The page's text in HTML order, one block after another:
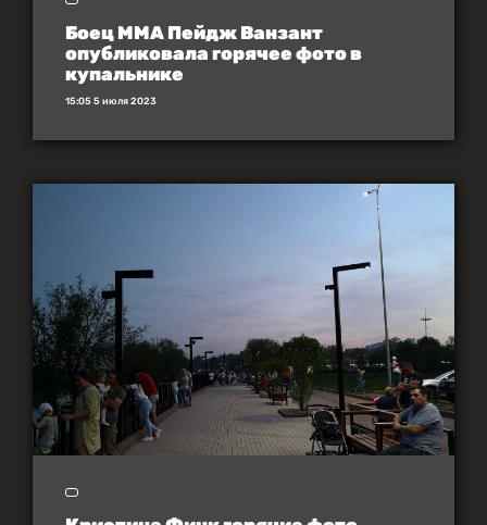
Боец MMA Пейдж Ванзант
опубликовала горячее фото в
купальнике
15:05 5 июля 2023